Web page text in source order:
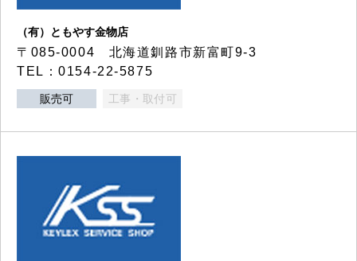
（有）ともやす金物店
〒085-0004 北海道釧路市新富町9-3
TEL：0154-22-5875
販売可 工事・取付可